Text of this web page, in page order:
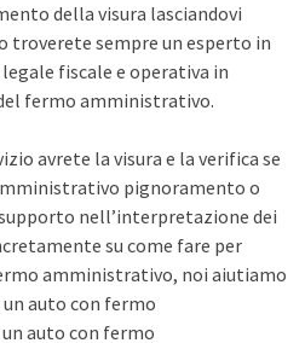
della visura lasciandovi
troverete sempre un esperto in
fiscale e operativa in
fermo amministrativo.
avrete la visura e la verifica se
pignoramento o
nell’interpretazione dei
su come fare per
amministrativo, noi aiutiamo
auto con fermo
auto con fermo